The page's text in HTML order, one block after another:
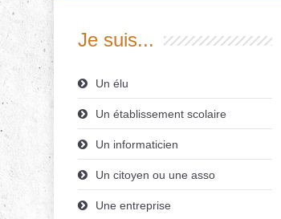
Je suis...
Un élu
Un établissement scolaire
Un informaticien
Un citoyen ou une asso
Une entreprise